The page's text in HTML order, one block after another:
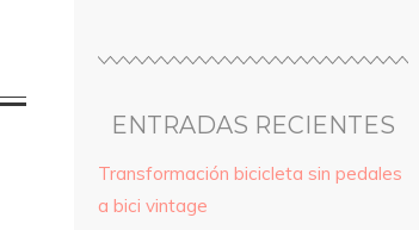
ENTRADAS RECIENTES
Transformación bicicleta sin pedales
a bici vintage